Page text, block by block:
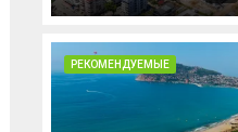
РЕКОМЕНДУЕМЫЕ